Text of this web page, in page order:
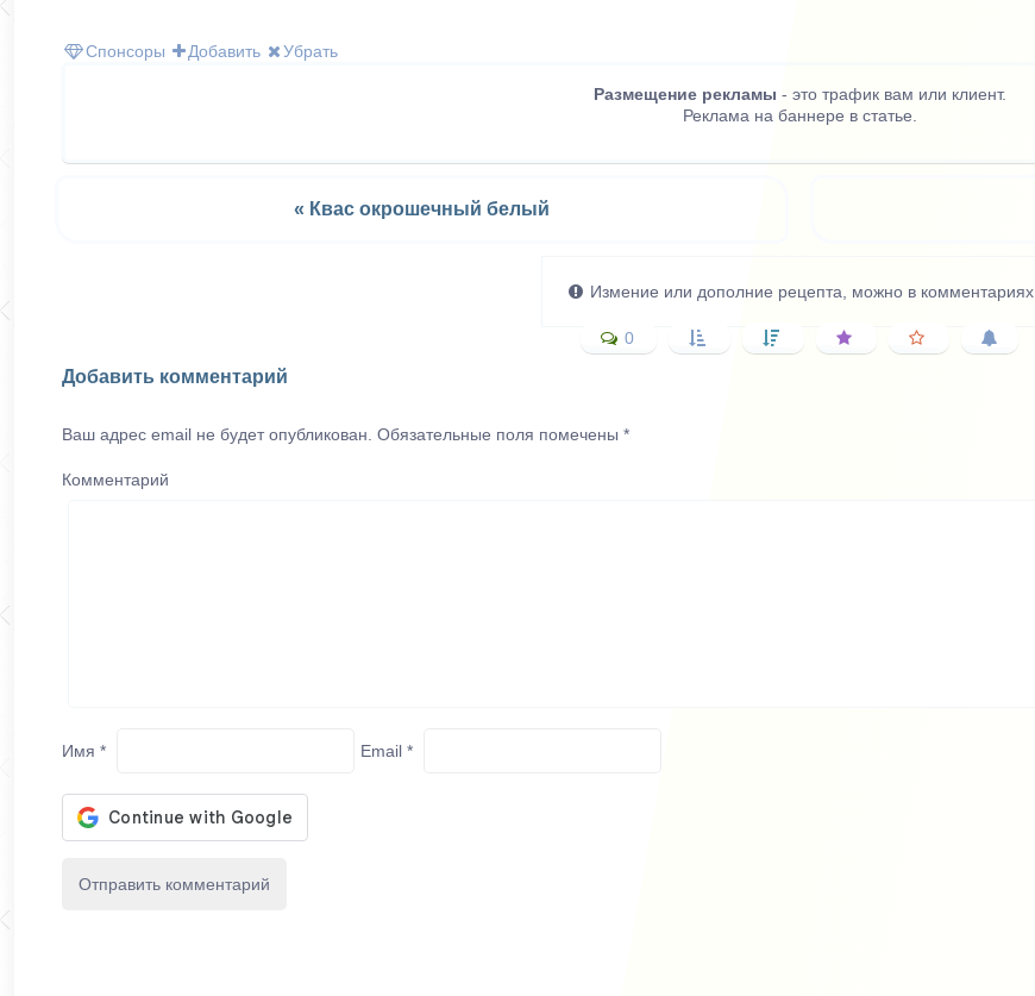
Спонсоры
Добавить Убрать
Размещение рекламы - это трафик вам или клиент.
Реклама на баннере в статье.
« Квас окрошечный белый
Измение или дополние рецепта, можно в комментариях
0
Добавить комментарий
Ваш адрес email не будет опубликован. Обязательные поля помечены *
Комментарий
Имя * Email *